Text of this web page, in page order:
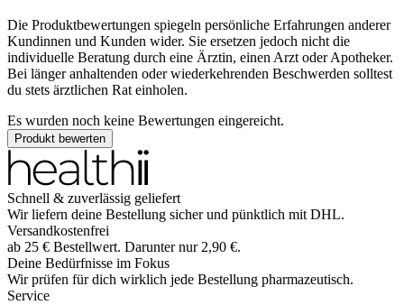
Die Produktbewertungen spiegeln persönliche Erfahrungen anderer
Kundinnen und Kunden wider. Sie ersetzen jedoch nicht die
individuelle Beratung durch eine Ärztin, einen Arzt oder Apotheker.
Bei länger anhaltenden oder wiederkehrenden Beschwerden solltest
du stets ärztlichen Rat einholen.
Es wurden noch keine Bewertungen eingereicht.
Produkt bewerten
Schnell & zuverlässig geliefert
Wir liefern deine Bestellung sicher und pünktlich mit DHL.
Versandkostenfrei
ab 25 € Bestellwert. Darunter nur 2,90 €.
Deine Bedürfnisse im Fokus
Wir prüfen für dich wirklich jede Bestellung pharmazeutisch.
Service